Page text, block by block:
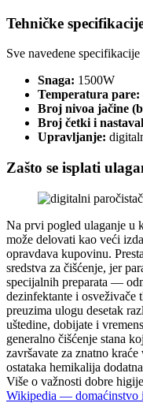
Tehničke
Sve navedene
Snaga: 1500W
Temperatura pare:
Broj nivoa jačine
Broj četki i
Upravljanje:
Zašto se isplati
Na prvi pogled ulaganje u
može delovati kao veći
opravdava kupovinu.
sredstva za čišćenje, jer
specijalnih preparata —
dezinfektante i osveživače
preuzima ulogu desetak
uštedine, dobijate i
generalno čišćenje stana
završavate za znatno
ostataka hemikalija
Više o važnosti dobre
Wikipedia — domaćinstvo